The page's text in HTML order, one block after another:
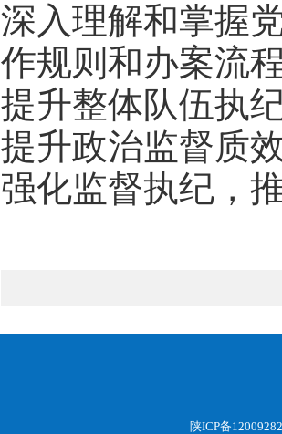
深入理解和掌握
作规则和办案流
提升整体队伍执
提升政治监督质
强化监督执纪，
陕ICP备